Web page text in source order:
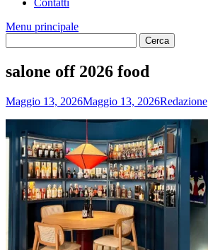
Contatti
Menu principale
salone off 2026 food
Maggio 13, 2026Maggio 13, 2026Redazione